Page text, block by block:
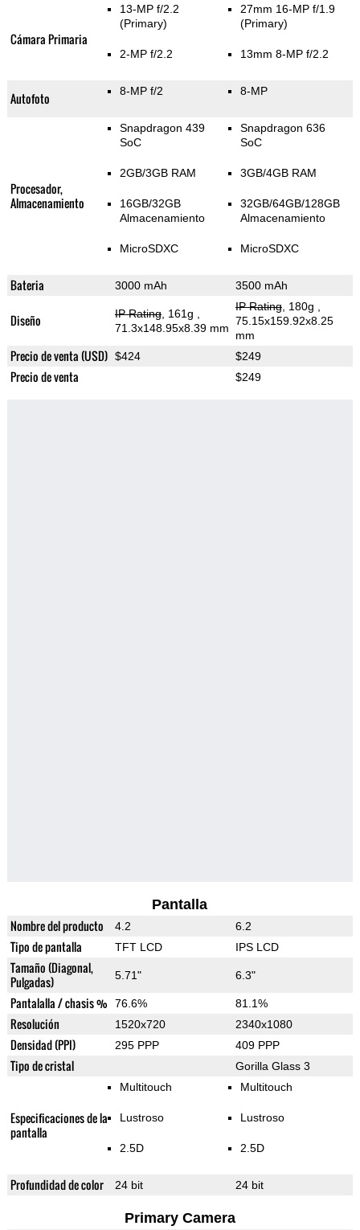
Cámara Primaria
13-MP f/2.2
(Primary)
2-MP f/2.2
27mm 16-MP f/1.9
(Primary)
13mm 8-MP f/2.2
Autofoto 8-MP f/2 8-MP
Procesador,
Almacenamiento
Snapdragon 439
SoC
2GB/3GB RAM
16GB/32GB
Almacenamiento
MicroSDXC
Snapdragon 636
SoC
3GB/4GB RAM
32GB/64GB/128GB
Almacenamiento
MicroSDXC
Bateria 3000 mAh 3500 mAh
Diseño IP Rating, 161g
71.3x148.95x8.39 mm
IP Rating, 180g
75.15x159.92x8.25
mm
Precio de venta (USD) $424 $249
Precio de venta $249
Pantalla
Nombre del producto 4.2 6.2
Tipo de pantalla TFT LCD IPS LCD
Tamaño (Diagonal,
Pulgadas)
5.71" 6.3"
Pantalalla / chasis % 76.6% 81.1%
Resolución 1520x720 2340x1080
Densidad (PPI) 295 PPP 409 PPP
Tipo de cristal Gorilla Glass 3
Especificaciones de la
pantalla
Multitouch
Lustroso
2.5D
Multitouch
Lustroso
2.5D
Profundidad de color 24 bit 24 bit
Primary Camera